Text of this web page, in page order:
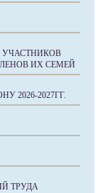
ИХ СЕМЕЙ
2026-2027ГГ.
ТРУДА